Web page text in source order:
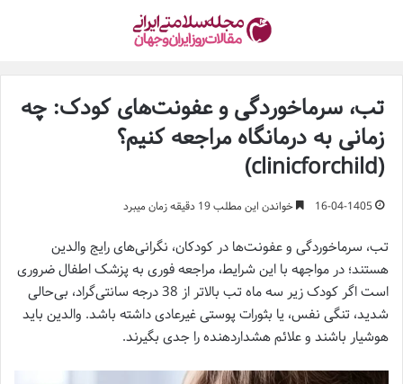
تب، سرماخوردگی و عفونت‌های کودک: چه
زمانی به درمانگاه مراجعه کنیم؟
(clinicforchild)
16-04-1405 خواندن این مطلب 19 دقیقه زمان میبرد
تب، سرماخوردگی و عفونت‌ها در کودکان، نگرانی‌های رایج والدین
هستند؛ در مواجهه با این شرایط، مراجعه فوری به پزشک اطفال ضروری
است اگر کودک زیر سه ماه تب بالاتر از 38 درجه سانتی‌گراد، بی‌حالی
شدید، تنگی نفس، یا بثورات پوستی غیرعادی داشته باشد. والدین باید
هوشیار باشند و علائم هشداردهنده را جدی بگیرند.